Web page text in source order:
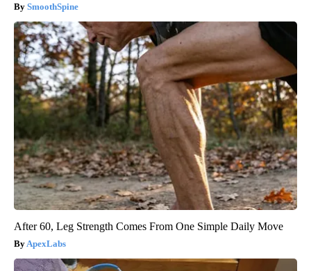
SmoothSpine
After 60, Leg Strength Comes From One Simple Daily Move
ApexLabs